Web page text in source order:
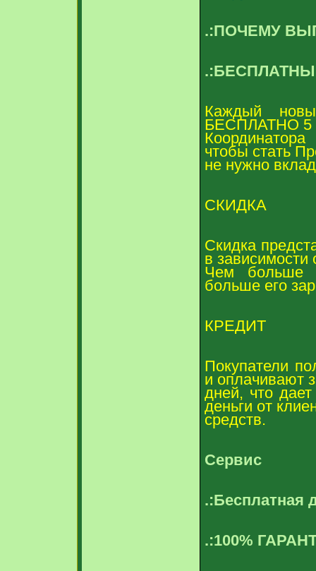
.:ПОЧЕМУ
Каждый
БЕСПЛАТНО 5
чтобы стать
не нужно
СКИДКА
Скидка
в зависимости
Чем больше
больше его
КРЕДИТ
Покупатели
и оплачивают
дней, что
деньги от
средств.
Сервис
.:Бесплатная
.:100%